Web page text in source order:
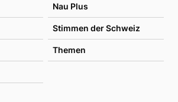
Nau Plus
Stimmen der Schweiz
Themen